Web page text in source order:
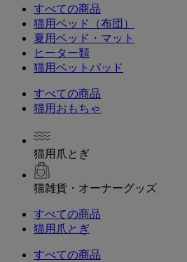
すべての商品
猫用ベッド（布団）
夏用ベッド・マット
ヒーター類
猫用ベットパッド
すべての商品
猫用おもちゃ
猫用爪とぎ
猫雑貨・オーナーグッズ
すべての商品
猫用爪とぎ
すべての商品